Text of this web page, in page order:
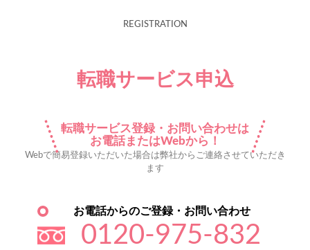
REGISTRATION
転職サービス申込
転職サービス登録・お問い合わせは
お電話またはWebから！
Webで簡易登録いただいた場合は弊社からご連絡させていただき
ます
お電話からのご登録・お問い合わせ
0120-975-832